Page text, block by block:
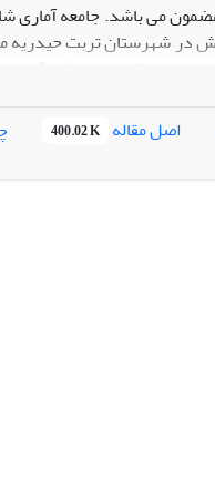
در شهرستان تربت حیدریه می
مدیریت عمل گرا، مدیریت
آموزش و پرورش، مدیریت
اصل مقاله 400.02 K